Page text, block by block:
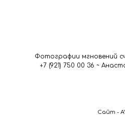
Фотографии мгновений
+7 (921) 750 00 36 ~
Сайт -